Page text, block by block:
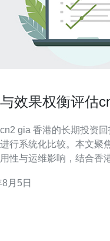
效果权衡评估
gia 香港的长期投资
行系统化比较。本文聚
性与运维影响，结合香
风险。 成本构成与长期费用预测 成
月5日